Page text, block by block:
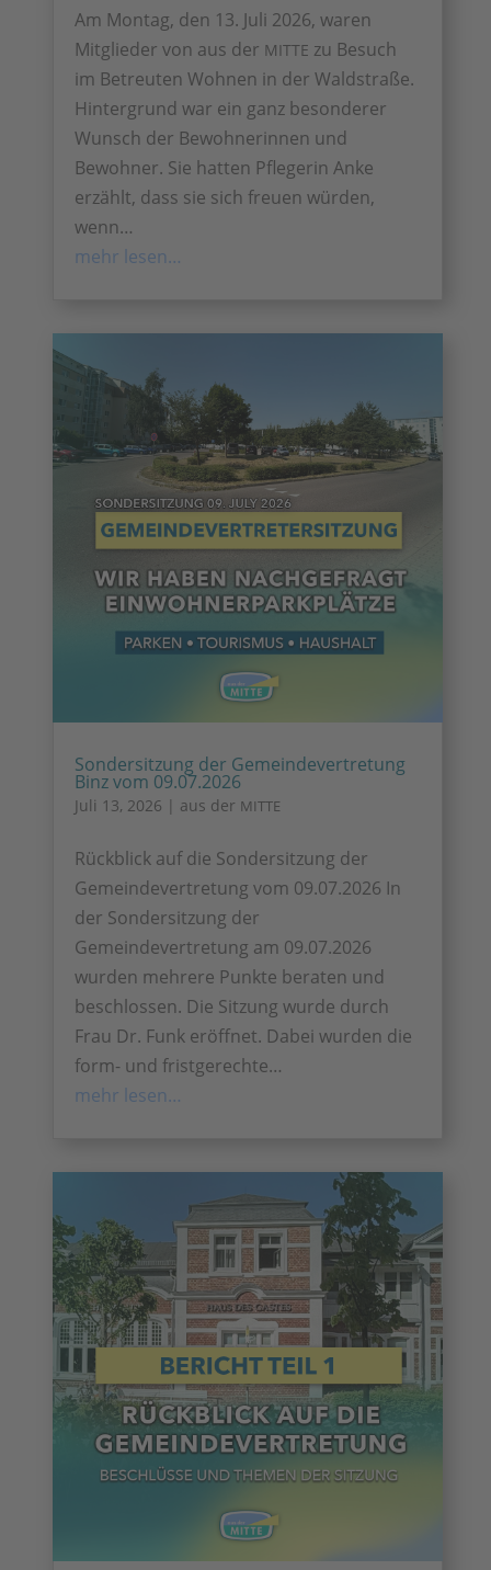
Am Montag, den 13. Juli 2026, waren
Mitglieder von aus der MITTE zu Besuch
im Betreuten Wohnen in der Waldstraße.
Hintergrund war ein ganz besonderer
Wunsch der Bewohnerinnen und
Bewohner. Sie hatten Pflegerin Anke
erzählt, dass sie sich freuen würden,
wenn…
mehr lesen…
Sondersitzung der Gemeindevertretung
Binz vom 09.07.2026
Juli 13, 2026 | aus der MITTE
Rückblick auf die Sondersitzung der
Gemeindevertretung vom 09.07.2026 In
der Sondersitzung der
Gemeindevertretung am 09.07.2026
wurden mehrere Punkte beraten und
beschlossen. Die Sitzung wurde durch
Frau Dr. Funk eröffnet. Dabei wurden die
form- und fristgerechte…
mehr lesen…